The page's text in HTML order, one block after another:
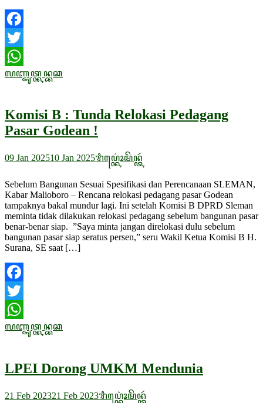
Facebook
Twitter
WhatsApp
ꦭꦚ꧀ꦗꦸꦠ꧀ꦏꦤ꧀ꦧꦕ
Komisi B : Tunda Relokasi Pedagang
Pasar Godean !
09 Jan 202510 Jan 2025ꦫꦶꦥ꦳꧀ꦏꦺꦴꦩꦼꦤ꧀ꦠꦂ
Sebelum Bangunan Sesuai Spesifikasi dan Perencanaan SLEMAN,
Kabar Malioboro – Rencana relokasi pedagang pasar Godean
tampaknya bakal mundur lagi. Ini setelah Komisi B DPRD Sleman
meminta tidak dilakukan relokasi pedagang sebelum bangunan pasar
benar-benar siap. ”Saya minta jangan direlokasi dulu sebelum
bangunan pasar siap seratus persen,” seru Wakil Ketua Komisi B H.
Surana, SE saat […]
Facebook
Twitter
WhatsApp
ꦭꦚ꧀ꦗꦸꦠ꧀ꦏꦤ꧀ꦧꦕ
LPEI Dorong UMKM Mendunia
21 Feb 202321 Feb 2023ꦫꦶꦥ꦳꧀ꦏꦺꦴꦩꦼꦤ꧀ꦠꦂ